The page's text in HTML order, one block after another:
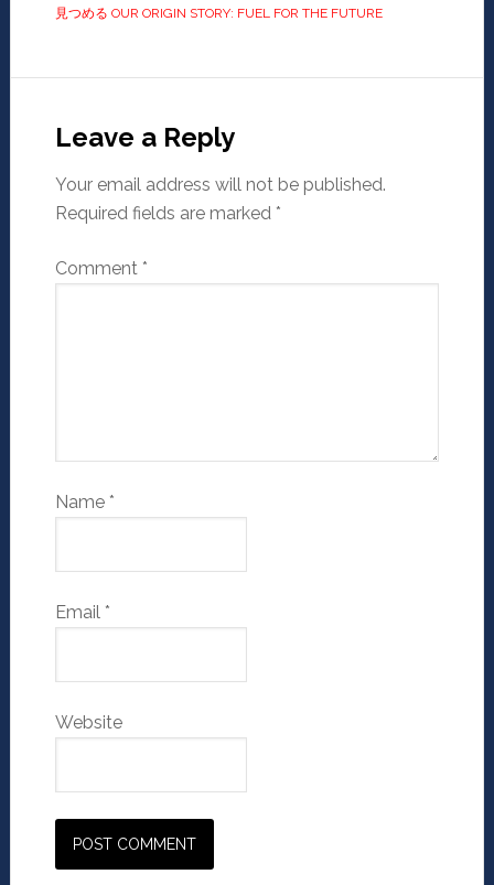
見つめる OUR ORIGIN STORY: FUEL FOR THE FUTURE
Leave a Reply
Your email address will not be published.
Required fields are marked *
Comment *
Name *
Email *
Website